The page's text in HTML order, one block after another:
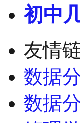
初中
友情
数据
数据